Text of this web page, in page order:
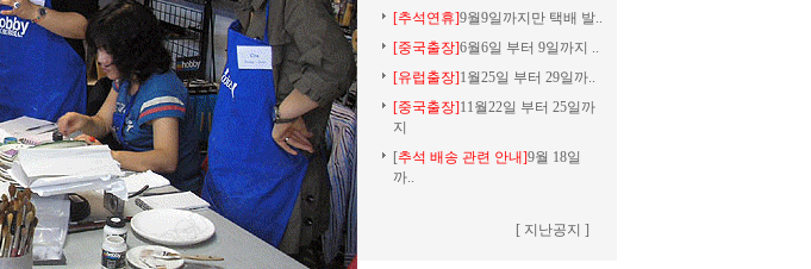
[추석연휴]9월9일까지만 택배 발..
[중국출장]6월6일 부터 9일까지 ..
[유럽출장]1월25일 부터 29일까..
[중국출장]11월22일 부터 25일까
지
[추석 배송 관련 안내]9월 18일
까..
[ 지난공지 ]